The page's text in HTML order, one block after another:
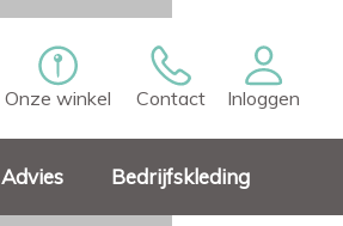
Onze winkel Contact Inloggen
Advies Bedrijfskleding